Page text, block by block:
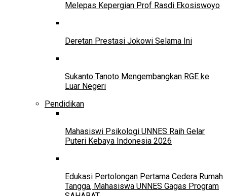
Melepas Kepergian Prof Rasdi Ekosiswoyo
Deretan Prestasi Jokowi Selama Ini
Sukanto Tanoto Mengembangkan RGE ke
Luar Negeri
Pendidikan
Mahasiswi Psikologi UNNES Raih Gelar
Puteri Kebaya Indonesia 2026
Edukasi Pertolongan Pertama Cedera Rumah
Tangga, Mahasiswa UNNES Gagas Program